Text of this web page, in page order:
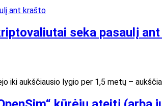
seka pasaulį
iki aukščiausio lygio per 1,5 metų –